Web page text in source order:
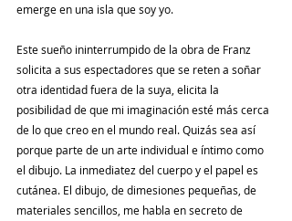
emerge en una isla que soy yo.
Este sueño ininterrumpido de la obra de Franz
solicita a sus espectadores que se reten a soñar
otra identidad fuera de la suya, elicita la
posibilidad de que mi imaginación esté más cerca
de lo que creo en el mundo real. Quizás sea así
porque parte de un arte individual e íntimo como
el dibujo. La inmediatez del cuerpo y el papel es
cutánea. El dibujo, de dimesiones pequeñas, de
materiales sencillos, me habla en secreto de